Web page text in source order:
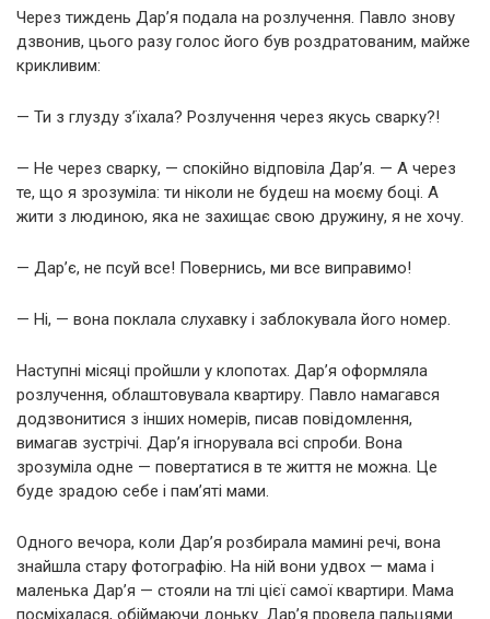
Через тиждень Дар’я подала на розлучення. Павло знову
дзвонив, цього разу голос його був роздратованим, майже
крикливим:
— Ти з глузду з’їхала? Розлучення через якусь сварку?!
— Не через сварку, — спокійно відповіла Дар’я. — А через
те, що я зрозуміла: ти ніколи не будеш на моєму боці. А
жити з людиною, яка не захищає свою дружину, я не хочу.
— Дар’є, не псуй все! Повернись, ми все виправимо!
— Ні, — вона поклала слухавку і заблокувала його номер.
Наступні місяці пройшли у клопотах. Дар’я оформляла
розлучення, облаштовувала квартиру. Павло намагався
додзвонитися з інших номерів, писав повідомлення,
вимагав зустрічі. Дар’я ігнорувала всі спроби. Вона
зрозуміла одне — повертатися в те життя не можна. Це
буде зрадою себе і пам’яті мами.
Одного вечора, коли Дар’я розбирала мамині речі, вона
знайшла стару фотографію. На ній вони удвох — мама і
маленька Дар’я — стояли на тлі цієї самої квартири. Мама
посміхалася, обіймаючи доньку. Дар’я провела пальцями